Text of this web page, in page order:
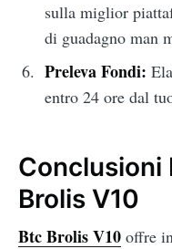
sulla miglior
di guadagno man
Preleva Fondi:
entro 24 ore dal
Conclusioni
Brolis V10
Btc Brolis V10 offre